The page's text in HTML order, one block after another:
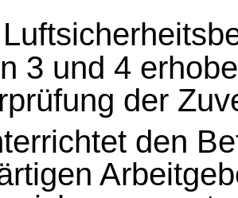
3 und 4
der
den